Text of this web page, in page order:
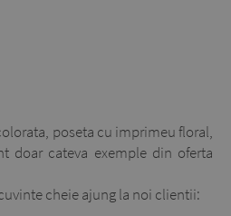
poseta cu imprimeu floral,
doar cateva exemple din oferta
cheie ajung la noi clientii: